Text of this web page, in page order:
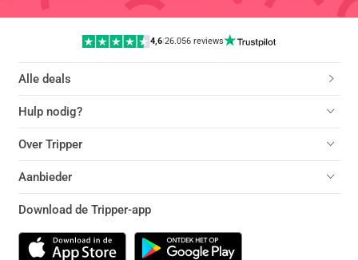
4,6|26.056 reviews
Alle deals
Hulp nodig?
Over Tripper
Aanbieder
Download de Tripper-app